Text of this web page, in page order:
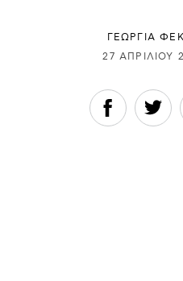
ΓΕΩΡΓΙΑ
27 ΑΠΡΙΛΊΟΥ